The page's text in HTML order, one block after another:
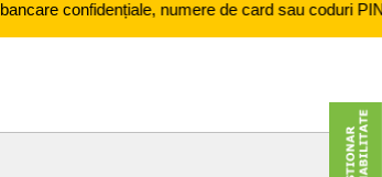
confidențiale, numere de card sau coduri PIN și